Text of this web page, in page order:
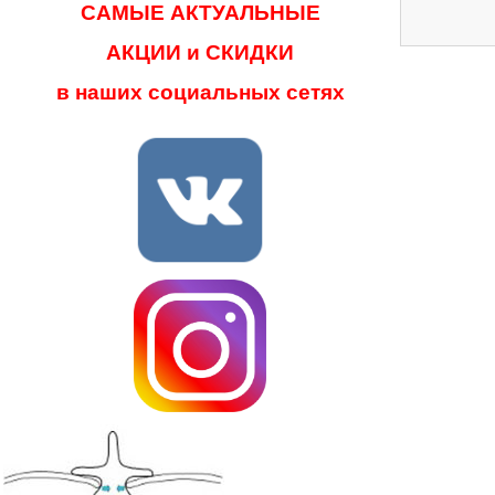
САМЫЕ АКТУАЛЬНЫЕ
АКЦИИ и СКИДКИ
в наших социальных сетях